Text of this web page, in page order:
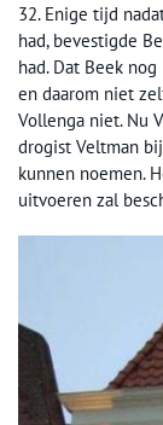
32. Enige tijd
had, bevestigde
had. Dat Beek
en daarom niet
Vollenga niet. Nu
drogist Veltman
kunnen noemen.
uitvoeren zal